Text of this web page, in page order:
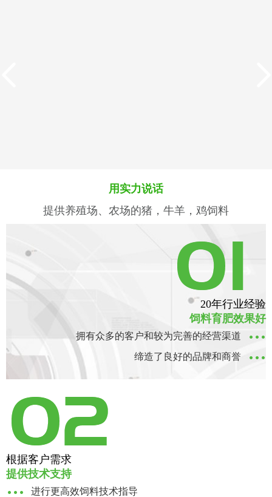
用实力说话
提供养殖场、农场的猪，牛羊，鸡饲料
20年行业经验
饲料育肥效果好
拥有众多的客户和较为完善的经营渠道
缔造了良好的品牌和商誉
根据客户需求
提供技术支持
进行更高效饲料技术指导